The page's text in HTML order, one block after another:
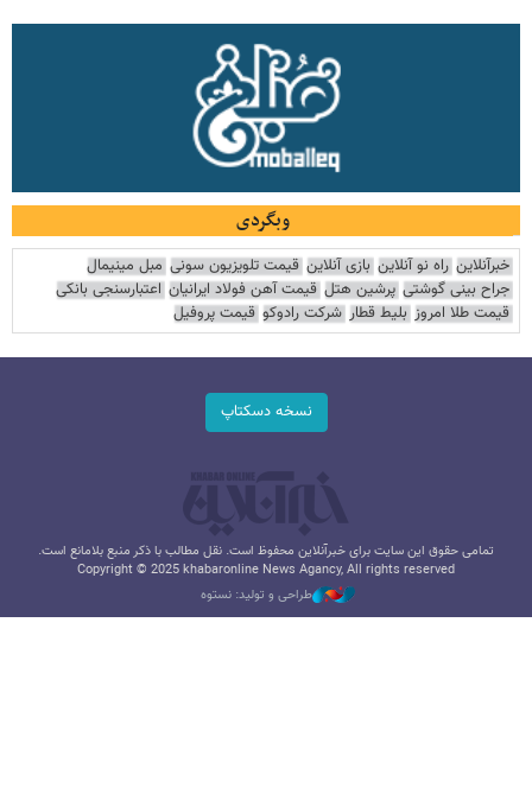
وبگردی
خبرآنلاین راه نو آنلاین بازی آنلاین قیمت تلویزیون سونی مبل مینیمال
جراح بینی گوشتی پرشین هتل قیمت آهن فولاد ایرانیان اعتبارسنجی بانکی
قیمت طلا امروز بلیط قطار شرکت رادوکو قیمت پروفیل
نسخه دسکتاپ
تمامی حقوق این سایت برای خبرآنلاین محفوظ است. نقل مطالب با ذکر منبع بلامانع است.
Copyright © 2025 khabaronline News Agancy, All rights reserved
طراحی و تولید: نستوه